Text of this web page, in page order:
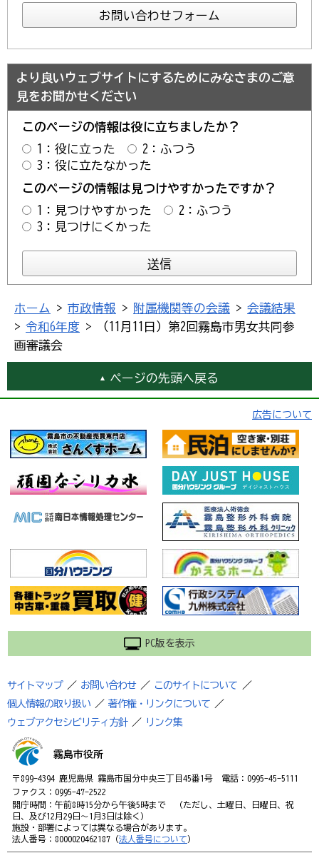
より良いウェブサイトにするためにみなさまのご意
見をお聞かせください
このページの情報は役に立ちましたか？
1：役に立った
2：ふつう
3：役に立たなかった
このページの情報は見つけやすかったですか？
1：見つけやすかった
2：ふつう
3：見つけにくかった
ホーム > 市政情報 > 附属機関等の会議 > 会議結果
> 令和6年度 > （11月11日）第2回霧島市男女共同参
画審議会
ページの先頭へ戻る
広告について
PC版を表示
サイトマップ ／ お問い合わせ ／ このサイトについて
／
個人情報の取り扱い
／ 著作権・リンクについて
／
ウェブアクセシビリティ方針
／ リンク集
霧島市役所
〒899-4394 鹿児島県 霧島市国分中央三丁目45番1号 電話：0995-45-5111
ファクス：0995-47-2522
開庁時間：午前8時15分から午後5時まで （ただし、土曜日、日曜日、祝
日、及び12月29日～1月3日は除く）
施設・部署によっては異なる場合があります。
法人番号：8000020462187（法人番号について）